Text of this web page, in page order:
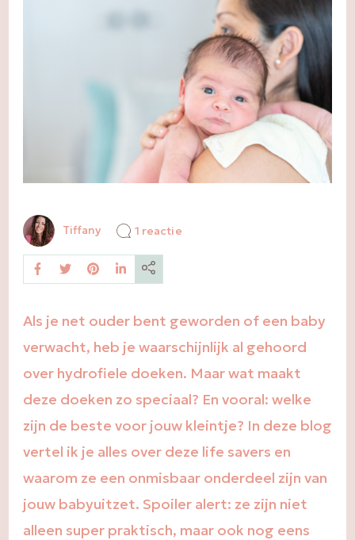
Tiffany 1 reactieop
baby’s
Als je net ouder bent geworden of een baby
verwacht, heb je waarschijnlijk al gehoord
over hydrofiele doeken. Maar wat maakt
deze doeken zo speciaal? En vooral: welke
zijn de beste voor jouw kleintje? In deze blog
vertel ik je alles over deze life savers en
waarom ze een onmisbaar onderdeel zijn van
jouw babyuitzet. Spoiler alert: ze zijn niet
alleen super praktisch, maar ook nog eens